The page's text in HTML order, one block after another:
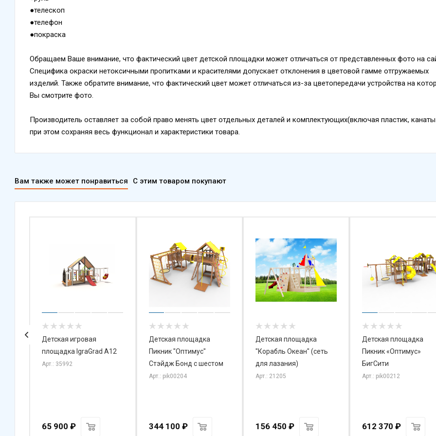
●телескоп
●телефон
●покраска
Обращаем Ваше внимание, что фактический цвет детской площадки может отличаться от представленных фото на
Специфика окраски нетоксичными пропитками и красителями допускает отклонения в цветовой гамме отгружаемых
изделий. Также обратите внимание, что фактический цвет может отличаться из-за цветопередачи устройства на
Вы смотрите фото.
Производитель оставляет за собой право менять цвет отдельных деталей и комплектующих(включая пластик, канаты
при этом сохраняя весь функционал и характеристики товара.
Вам также может понравиться С этим товаром покупают
Детская игровая
площадка IgraGrad А12
Арт.: 35992
65 900 ₽
Детская площадка
Пикник "Оптимус"
Стэйдж Бонд с шестом
Арт.: pik00204
344 100 ₽
Детская площадка
"Корабль Океан" (сеть
для лазания)
Арт.: 21205
156 450 ₽
Детская площадка
Пикник «Оптимус»
БигСити
Арт.: pik00212
612 370 ₽